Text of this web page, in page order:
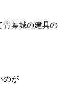
葉城の建具の
のが